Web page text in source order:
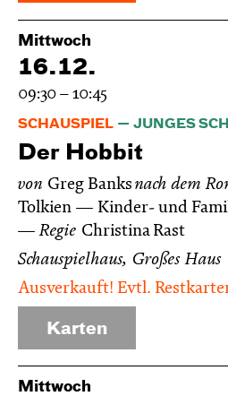
Mittwoch
16.12.
09:30 – 10:45
SCHAUSPIEL JUNGES
Der Hobbit
von Greg Banks nach dem
Tolkien
Kinder- und
Regie Christina Rast
Schauspielhaus, Großes Haus
Ausverkauft! Evtl.
Karten
Mittwoch